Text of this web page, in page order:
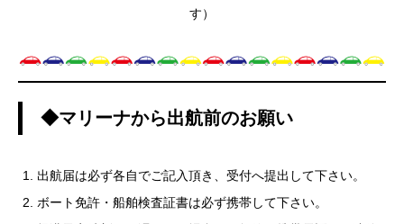
す）
◆マリーナから出航前のお願い
出航届は必ず各自でご記入頂き、受付へ提出して下さい。
ボート免許・船舶検査証書は必ず携帯して下さい。